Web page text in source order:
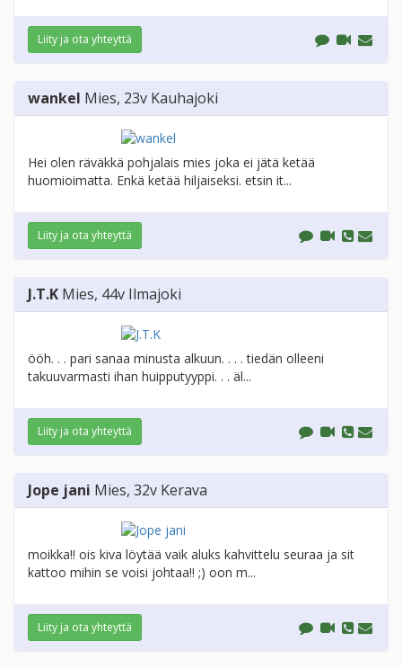
Liity ja ota yhteyttä
wankel Mies, 23v Kauhajoki
Hei olen räväkkä pohjalais mies joka ei jätä ketää
huomioimatta. Enkä ketää hiljaiseksi. etsin it...
Liity ja ota yhteyttä
J.T.K Mies, 44v Ilmajoki
ööh. . . pari sanaa minusta alkuun. . . . tiedän olleeni
takuuvarmasti ihan huipputyyppi. . . äl...
Liity ja ota yhteyttä
Jope jani Mies, 32v Kerava
moikka!! ois kiva löytää vaik aluks kahvittelu seuraa ja sit
kattoo mihin se voisi johtaa!! ;) oon m...
Liity ja ota yhteyttä